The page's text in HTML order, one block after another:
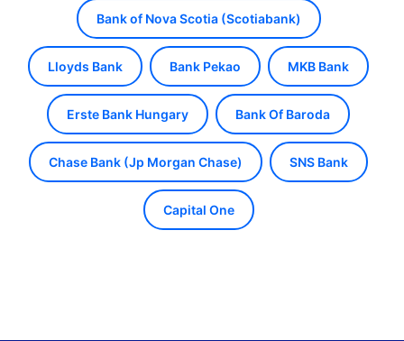
Bank of Nova Scotia (Scotiabank)
Lloyds Bank Bank Pekao MKB Bank
Erste Bank Hungary Bank Of Baroda
Chase Bank (Jp Morgan Chase) SNS Bank
Capital One